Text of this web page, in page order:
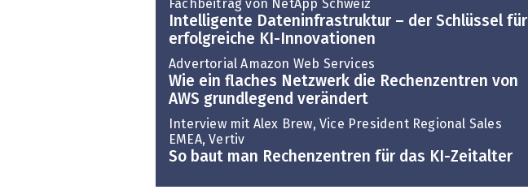
Fachbeitrag von NetApp Schweiz
Intelligente Dateninfrastruktur – der Schlüssel für
erfolgreiche KI-Innovationen
Advertorial Amazon Web Services
Wie ein flaches Netzwerk die Rechenzentren von
AWS grundlegend verändert
Interview mit Alex Brew, Vice President Regional Sales
EMEA, Vertiv
So baut man Rechenzentren für das KI-Zeitalter